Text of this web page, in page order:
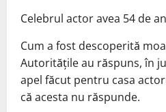
Celebrul actor avea 54 de
Cum a fost descoperită
Autoritățile au răspuns, în
apel făcut pentru casa
că acesta nu răspunde.